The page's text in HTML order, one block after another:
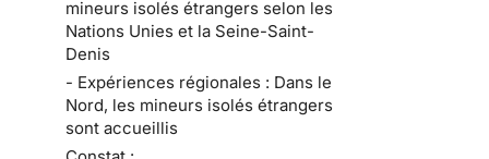
mineurs isolés étrangers selon les
Nations Unies et la Seine-Saint-
Denis
- Expériences régionales : Dans le
Nord, les mineurs isolés étrangers
sont accueillis